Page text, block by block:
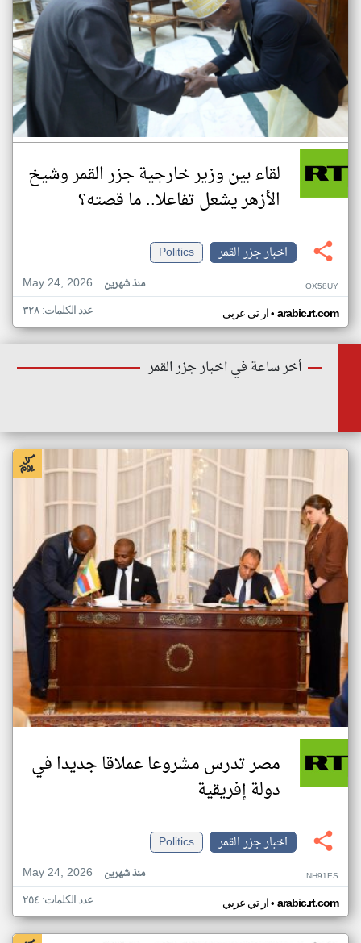
لقاء بين وزير خارجية جزر القمر وشيخ
الأزهر يشعل تفاعلا.. ما قصته؟
اخبار جزر القمر
Politics
May 24, 2026
منذ شهرين OX58UY
ار تي عربي• arabic.rt.com عدد الكلمات: ٣٢٨
أخر ساعة في اخبار جزر القمر
مصر تدرس مشروعا عملاقا جديدا في
دولة إفريقية
اخبار جزر القمر
Politics
May 24, 2026
منذ شهرين NH91ES
ار تي عربي• arabic.rt.com عدد الكلمات: ٢٥٤